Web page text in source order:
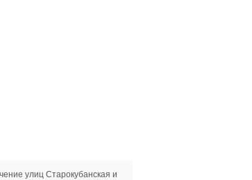
улиц Старокубанская и